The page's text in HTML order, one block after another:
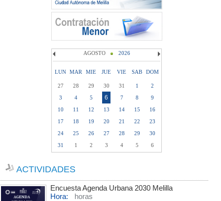
AGOSTO 2026
LUN MAR MIE JUE VIE SAB DOM
27 28 29 30 31 1
2
3
4 5 6 7 8
9
10
11 12 13 14 15
16
17
18 19 20 21 22
23
24
25 26 27 28 29
30
31
1 2 3 4 5 6
ACTIVIDADES
Encuesta Agenda Urbana 2030 Melilla
Hora:
horas